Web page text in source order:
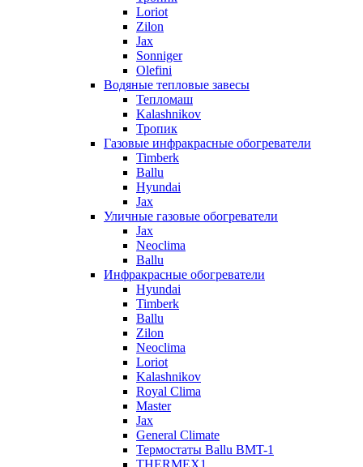
Loriot
Zilon
Jax
Sonniger
Olefini
Водяные тепловые завесы
Тепломаш
Kalashnikov
Тропик
Газовые инфракрасные обогреватели
Timberk
Ballu
Hyundai
Jax
Уличные газовые обогреватели
Jax
Neoclima
Ballu
Инфракрасные обогреватели
Hyundai
Timberk
Ballu
Zilon
Neoclima
Loriot
Kalashnikov
Royal Clima
Master
Jax
General Climate
Термостаты Ballu BMT-1
THERMEX1